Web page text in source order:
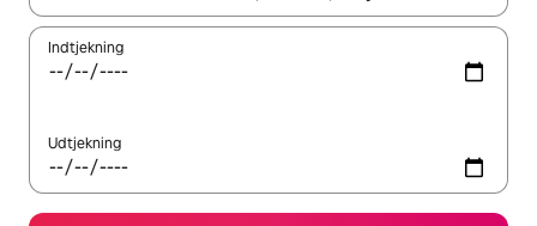
Indtjekning
Udtjekning